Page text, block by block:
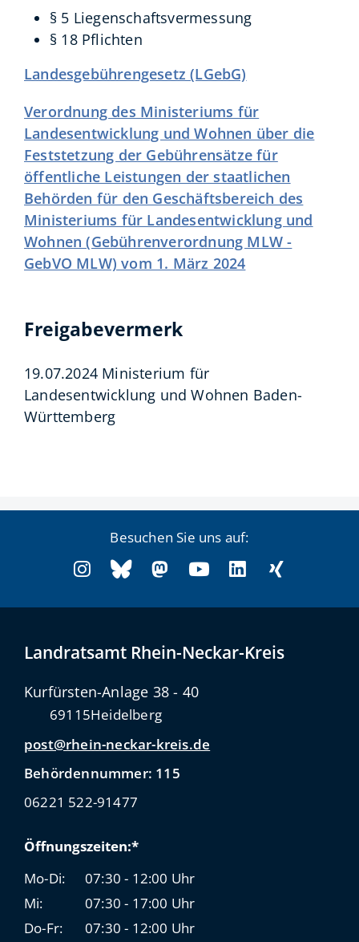
§ 5 Liegenschaftsvermessung
§ 18 Pflichten
Landesgebührengesetz (LGebG)
Verordnung des Ministeriums für
Landesentwicklung und Wohnen über die
Feststetzung der Gebührensätze für
öffentliche Leistungen der staatlichen
Behörden für den Geschäftsbereich des
Ministeriums für Landesentwicklung und
Wohnen (Gebührenverordnung MLW -
GebVO MLW) vom 1. März 2024
Freigabevermerk
19.07.2024 Ministerium für
Landesentwicklung und Wohnen Baden-
Württemberg
Besuchen Sie uns auf:
Landratsamt Rhein-Neckar-Kreis
Kurfürsten-Anlage 38 - 40
69115Heidelberg
post@rhein-neckar-kreis.de
Behördennummer: 115
06221 522-91477
Öffnungszeiten:*
Mo-Di:
07:30 - 12:00 Uhr
Mi:
07:30 - 17:00 Uhr
Do-Fr:
07:30 - 12:00 Uhr